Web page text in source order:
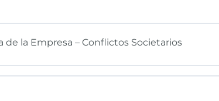
la Empresa – Conflictos Societarios